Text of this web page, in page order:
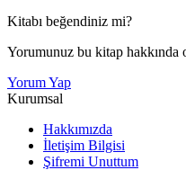
Kitabı beğendiniz mi?
Yorumunuz bu kitap hakkında
Yorum Yap
Kurumsal
Hakkımızda
İletişim Bilgisi
Şifremi Unuttum